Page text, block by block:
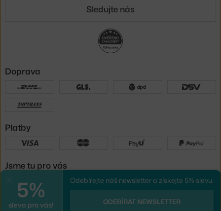
5%
sleva pro vás!
Odebírejte náš newsletter a získejte 5% slevu.
ODEBÍRAT NEWSLETTER
Sledujte nás
Doprava
Platby
Jsme tu pro vás
e-shop na míruod